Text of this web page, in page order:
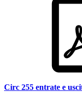
Circ 255 entrate e